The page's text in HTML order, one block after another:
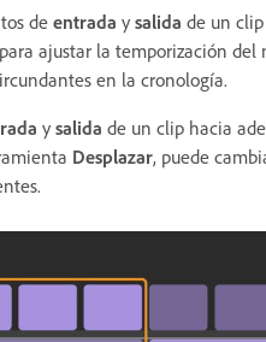
de entrada y salida de un
ajustar la temporización
en la cronología.
y salida de un clip hacia
Desplazar, puede